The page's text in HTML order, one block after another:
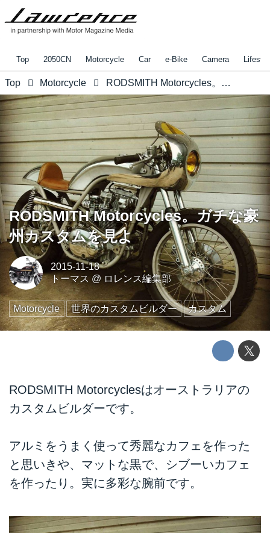
Top 2050CN Motorcycle Car e-Bike Camera
Top Motorcycle RODSMITH Motorcycles。ガチな豪州カスタムを見よ
RODSMITH Motorcycles。ガチな豪
州カスタムを見よ
2015-11-18
トーマス @ ロレンス編集部
Motorcycle 世界のカスタムビルダー カスタム
RODSMITH Motorcyclesはオーストラリアの
カスタムビルダーです。
アルミをうまく使って秀麗なカフェを作った
と思いきや、マットな黒で、シブーいカフェ
を作ったり。実に多彩な腕前です。